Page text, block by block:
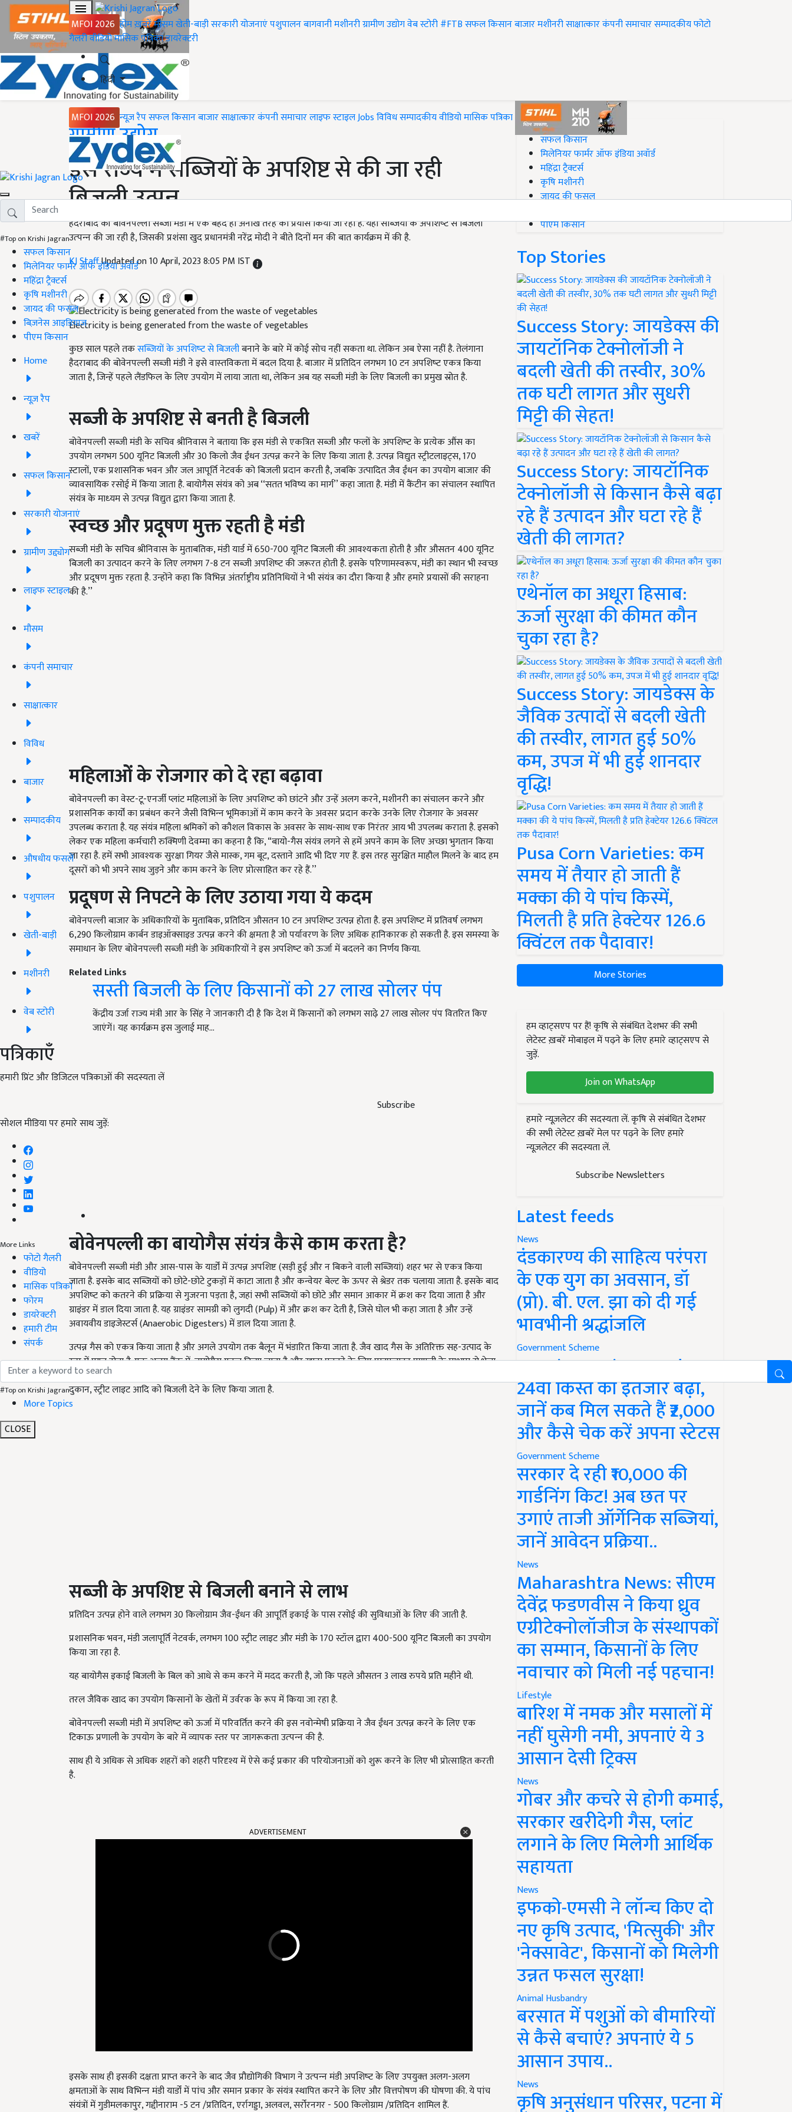
MFOI 2026 होमख़बरेंमौसमखेती-बाड़ीसरकारी योजनाएंपशुपालनबागवानीमशीनरीग्रामीण उद्योगवेब स्टोरी#FTBसफल किसानबाजारमशीनरीसाक्षात्कारकंपनी समाचारसम्पादकीयफोटो
गैलरीवीडियोमासिक पत्रिकाडायरेक्टरी
हिंदी
MFOI 2026 न्यूज़ रैपसफल किसानबाजारसाक्षात्कारकंपनी समाचारलाइफ स्टाइलJobsविविधसम्पादकीयवीडियोमासिक पत्रिका
#Top on Krishi Jagran
सफल किसान
मिलेनियर फार्मर ऑफ इंडिया अवॉर्ड
महिंद्रा ट्रैक्टर्स
कृषि मशीनरी
जायद की फसल
बिज़नेस आइडियाज
पीएम किसान
Home
न्यूज़ रैप
खबरें
सफल किसान
सरकारी योजनाएं
ग्रामीण उद्द्योग
लाइफ स्टाइल
मौसम
कंपनी समाचार
साक्षात्कार
विविध
बाजार
सम्पादकीय
औषधीय फसलें
पशुपालन
खेती-बाड़ी
मशीनरी
वेब स्टोरी
पत्रिकाएँ
हमारी प्रिंट और डिजिटल पत्रिकाओं की सदस्यता लें
Subscribe
सोशल मीडिया पर हमारे साथ जुड़ें:
More Links
फोटो गैलरी
वीडियो
मासिक पत्रिका
फोरम
डायरेक्टरी
हमारी टीम
संपर्क
#Top on Krishi Jagran
More Topics
CLOSE
Home
ग्रामीण उद्योग
इस राज्य में सब्जियों के अपशिष्ट से की जा रही
बिजली उत्पन्न
हैदराबाद की बोवेनपल्ली सब्जी मंडी में एक बेहद ही अनोखे तरह का प्रयास किया जा रहा है. यहां सब्जियों के अपशिष्‍ट से बिजली
उत्‍पन्‍न की जा रही है, जिसकी प्रशंसा खुद प्रधानमंत्री नरेंद्र मोदी ने बीते दिनों मन की बात कार्यक्रम में की है.
KJ StaffUpdated on 10 April, 2023 8:05 PM IST
Electricity is being generated from the waste of vegetables
कुछ साल पहले तकसब्जियों के अपशिष्‍ट से बिजलीबनाने के बारे में कोई सोच नहीं सकता था. लेकिन अब ऐसा नहीं है. तेलंगाना
हैदराबाद की बोवेनपल्ली सब्‍जी मंडी ने इसे वास्‍तविकता में बदल दिया है. बाजार में प्रतिदिन लगभग 10 टन अपशिष्‍ट एकत्र किया
जाता है, जिन्‍हें पहले लैंडफिल के लिए उपयोग में लाया जाता था, लेकिन अब यह सब्जी मंडी के लिए बिजली का प्रमुख स्रोत है.
सब्जी के अपशिष्ट से बनती है बिजली
बोवेनपल्ली सब्जी मंडी के सचिव श्रीनिवास ने बताया कि इस मंडी से एकत्रित सब्जी और फलों के अपशिष्‍ट के प्रत्येक औंस का
उपयोग लगभग 500 यूनिट बिजली और 30 किलो जैव ईंधन उत्पन्न करने के लिए किया जाता है. उत्पन्न विद्युत स्ट्रीटलाइट्स, 170
स्टालों, एक प्रशासनिक भवन और जल आपूर्ति नेटवर्क को बिजली प्रदान करती है, जबकि उत्पादित जैव ईंधन का उपयोग बाजार की
व्यावसायिक रसोई में किया जाता है. बायोगैस संयंत्र को अब ‘‘सतत भविष्य का मार्ग’’ कहा जाता है. मंडी में कैंटीन का संचालन स्थापित
संयंत्र के माध्‍यम से उत्पन्न विद्युत द्वारा किया जाता है.
स्‍वच्‍छ और प्रदूषण मुक्त रहती है मंडी
सब्जी मंडी के सचिव श्रीनिवास के मुताबतिक, मंडी यार्ड में 650-700 यूनिट बिजली की आवश्यकता होती है और औसतन 400 यूनिट
बिजली का उत्पादन करने के लिए लगभग 7-8 टन सब्जी अपशिष्‍ट की जरूरत होती है. इसके परिणामस्‍वरूप, मंडी का स्‍थान भी स्‍वच्‍छ
और प्रदूषण मुक्त रहता है. उन्होंने कहा कि विभिन्न अंतर्राष्ट्रीय प्रतिनिधियों ने भी संयंत्र का दौरा किया है और हमारे प्रयासों की सराहना
की है.’’
महिलाओं के रोजगार को दे रहा बढ़ावा
बोवेनपल्ली का वेस्ट-टू-एनर्जी प्लांट महिलाओं के लिए अपशिष्‍ट को छांटने और उन्‍हें अलग करने, मशीनरी का संचालन करने और
प्रशासनिक कार्यों का प्रबंधन करने जैसी विभिन्‍न भूमिकाओं में काम करने के अवसर प्रदान करके उनके लिए रोजगार के अवसर
उपलब्‍ध कराता है. यह संयंत्र महिला श्रमिकों को कौशल विकास के अवसर के साथ-साथ एक निरंतर आय भी उपलब्‍ध कराता है. इसको
लेकर एक महिला कर्मचारी रुक्मिणी देवम्मा का कहना है कि, “बायो-गैस संयंत्र लगने से हमें अपने काम के लिए अच्छा भुगतान किया
जा रहा है. हमें सभी आवश्यक सुरक्षा गियर जैसे मास्क, गम बूट, दस्ताने आदि भी दिए गए हैं. इस तरह सुरक्षित माहौल मिलने के बाद हम
दूसरों को भी अपने साथ जुड़ने और काम करने के लिए प्रोत्साहित कर रहे हैं.’’
प्रदूषण से निपटने के लिए उठाया गया ये कदम
बोवेनपल्ली बाजार के अधिकारियों के मुताबिक, प्रतिदिन औसतन 10 टन अपशिष्‍ट उत्पन्न होता है. इस अपशिष्‍ट में प्रतिवर्ष लगभग
6,290 किलोग्राम कार्बन डाइऑक्‍साइड उत्पन्न करने की क्षमता है जो पर्यावरण के लिए अधिक हानिकारक हो सकती है. इस समस्या के
समाधान के लिए बोवेनपल्ली सब्जी मंडी के अधिकारियों ने इस अपशिष्‍ट को ऊर्जा में बदलने का निर्णय किया.
Related Links
सस्ती बिजली के लिए किसानों को 27 लाख सोलर पंप
केंद्रीय उर्जा राज्य मंत्री आर के सिंह ने जानकारी दी है कि देश में किसानों को लगभग साढ़े 27 लाख सोलर पंप वितरित किए
जाएंगें। यह कार्यक्रम इस जुलाई माह…
बोवेनपल्ली का बायोगैस संयंत्र कैसे काम करता है?
बोवेनपल्ली सब्जी मंडी और आस-पास के यार्डों में उत्पन्न अपशिष्ट (सड़ी हुई और न बिकने वाली सब्जियां) शहर भर से एकत्र किया
जाता है. इसके बाद सब्जियों को छोटे-छोटे टुकड़ों में काटा जाता है और कन्वेयर बेल्ट के ऊपर से श्रेडर तक चलाया जाता है. इसके बाद
अपशिष्‍ट को कतरने की प्रक्रिया से गुजरना पड़ता है, जहां सभी सब्जियों को छोटे और समान आकार में क्रश कर दिया जाता है और
ग्राइंडर में डाल दिया जाता है. यह ग्राइंडर सामग्री को लुगदी (Pulp) में और क्रश कर देती है, जिसे घोल भी कहा जाता है और उन्हें
अवायवीय डाइजेस्टर्स (Anaerobic Digesters) में डाल दिया जाता है.
उत्पन्न गैस को एकत्र किया जाता है और अगले उपयोग तक बैलून में भंडारित किया जाता है. जैव खाद गैस के अतिरिक्त सह-उत्पाद के
रूप में प्राप्त होता है. एक अलग टैंक में, बायोगैस एकत्र किया जाता है और खाना पकाने के लिए पाइपलाइन प्रणाली के माध्यम से भेजा
जाता है. जैव ईंधन को फिर 100 प्रतिशत बायोगैस जनरेटर में आपूर्ति की जाती है जिसका उपयोग कोल्ड स्टोरेज कमरे, पानी के पंप,
दुकान, स्ट्रीट लाइट आदि को बिजली देने के लिए किया जाता है.
सब्जी के अपशिष्टसे बिजली बनाने से लाभ
प्रतिदिन उत्पन्न होने वाले लगभग 30 किलोग्राम जैव-ईंधन की आपूर्ति इकाई के पास रसोई की सुविधाओं के लिए की जाती है.
प्रशासनिक भवन, मंडी जलापूर्ति नेटवर्क, लगभग 100 स्ट्रीट लाइट और मंडी के 170 स्टॉल द्वारा 400-500 यूनिट बिजली का उपयोग
किया जा रहा है.
यह बायोगैस इकाई बिजली के बिल को आधे से कम करने में मदद करती है, जो कि पहले औसतन 3 लाख रुपये प्रति महीने थी.
तरल जैविक खाद का उपयोग किसानों के खेतों में उर्वरक के रूप में किया जा रहा है.
बोवेनपल्ली सब्जी मंडी में अपशिष्‍ट को ऊर्जा में परिवर्तित करने की इस नवोन्‍मेषी प्रक्रिया ने जैव ईंधन उत्पन्न करने के लिए एक
टिकाऊ प्रणाली के उपयोग के बारे में व्‍यापक स्‍तर पर जागरूकता उत्‍पन्‍न की है.
साथ ही ये अधिक से अधिक शहरों को शहरी परिदृश्य में ऐसे कई प्रकार की परियोजनाओं को शुरू करने के लिए भी प्रोत्साहित करती
है.
क्षमताओं के साथ विभिन्‍न मंडी यार्डों में पांच और समान प्रकार के संयंत्र स्थापित करने के लिए और वित्तपोषण की घोषणा की. ये पांच
संयंत्रों में गुडीमलकापुर, गद्दीनाराम -5 टन /प्रतिदिन, एर्रागड्डा, अलवल, सर्रोरनगर - 500 किलोग्राम /प्रतिदिन शामिल हैं.
#Top on Krishi Jagran
सफल किसान
मिलेनियर फार्मर ऑफ इंडिया अवॉर्ड
महिंद्रा ट्रैक्टर्स
कृषि मशीनरी
जायद की फसल
पीएम किसान
Top Stories
Success Story: जायडेक्स की
जायटॉनिक टेक्नोलॉजी ने
बदली खेती की तस्वीर, 30%
तक घटी लागत और सुधरी
मिट्टी की सेहत!
Success Story: जायटॉनिक
टेक्नोलॉजी से किसान कैसे बढ़ा
रहे हैं उत्पादन और घटा रहे हैं
खेती की लागत?
एथेनॉल का अधूरा हिसाब:
ऊर्जा सुरक्षा की कीमत कौन
चुका रहा है?
Success Story: जायडेक्स के
जैविक उत्पादों से बदली खेती
की तस्वीर, लागत हुई 50%
कम, उपज में भी हुई शानदार
वृद्धि!
Pusa Corn Varieties: कम
समय में तैयार हो जाती हैं
मक्का की ये पांच किस्में,
मिलती है प्रति हेक्टेयर 126.6
क्विंटल तक पैदावार!
More Stories
हम व्हाट्सएप पर हैं! कृषि से संबंधित देशभर की सभी
लेटेस्ट ख़बरें मोबाइल में पढ़ने के लिए हमारे व्हाट्सएप से
जुड़ें.
Join on WhatsApp
हमारे न्यूज़लेटर की सदस्यता लें. कृषि से संबंधित देशभर
की सभी लेटेस्ट ख़बरें मेल पर पढ़ने के लिए हमारे
न्यूज़लेटर की सदस्यता लें.
Subscribe Newsletters
Latest feeds
News
दंडकारण्य की साहित्य परंपरा
के एक युग का अवसान, डॉ
(प्रो). बी. एल. झा को दी गई
भावभीनी श्रद्धांजलि
Government Scheme
PM Kisan Yojana Update:
24वीं किस्त का इंतजार बढ़ा,
जानें कब मिल सकते हैं ₹2,000
और कैसे चेक करें अपना स्टेटस
Government Scheme
सरकार दे रही ₹10,000 की
गार्डनिंग किट! अब छत पर
उगाएं ताजी ऑर्गेनिक सब्जियां,
जानें आवेदन प्रक्रिया..
News
Maharashtra News: सीएम
देवेंद्र फडणवीस ने किया ध्रुव
एग्रीटेक्नोलॉजीज के संस्थापकों
का सम्मान, किसानों के लिए
नवाचार को मिली नई पहचान!
Lifestyle
बारिश में नमक और मसालों में
नहीं घुसेगी नमी, अपनाएं ये 3
आसान देसी ट्रिक्स
News
गोबर और कचरे से होगी कमाई,
सरकार खरीदेगी गैस, प्लांट
लगाने के लिए मिलेगी आर्थिक
सहायता
News
इफको-एमसी ने लॉन्च किए दो
नए कृषि उत्पाद, 'मित्सुकी' और
'नेक्सावेट', किसानों को मिलेगी
उन्नत फसल सुरक्षा!
Animal Husbandry
बरसात में पशुओं को बीमारियों
से कैसे बचाएं? अपनाएं ये 5
आसान उपाय..
News
कृषि अनुसंधान परिसर, पटना में